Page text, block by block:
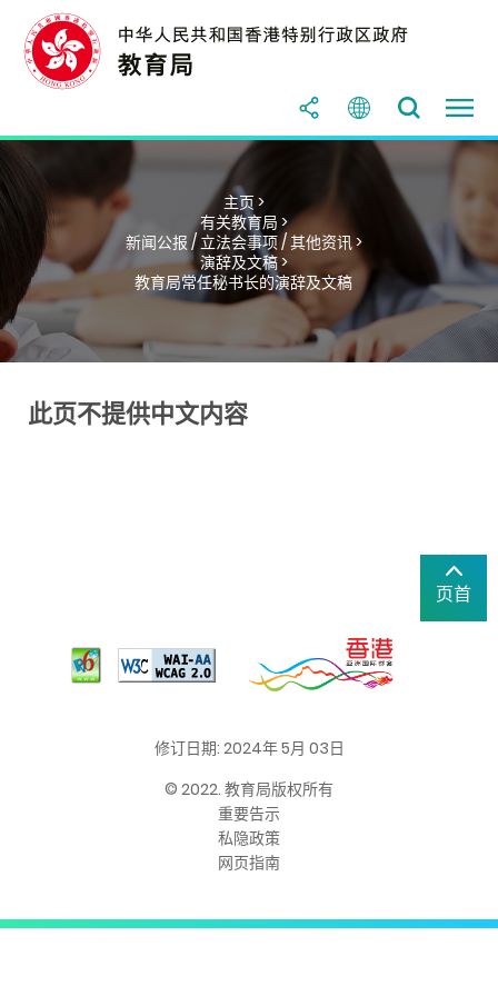
主页 >
有关教育局 >
新闻公报 / 立法会事项 / 其他资讯 >
演辞及文稿 >
教育局常任秘书长的演辞及文稿
此页不提供中文内容
页首
修订日期: 2024年 5月 03日
© 2022. 教育局版权所有
重要告示
私隐政策
网页指南